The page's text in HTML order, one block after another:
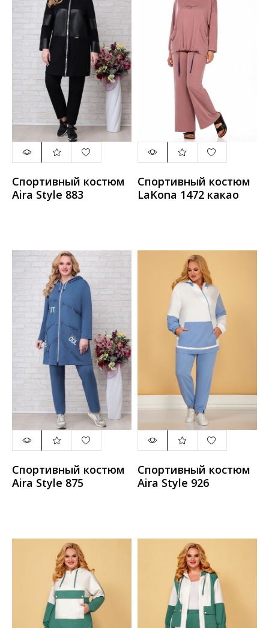
Спортивный костюм
Aira Style 883
Спортивный костюм
LaKona 1472 какао
Спортивный костюм
Aira Style 875
Спортивный костюм
Aira Style 926